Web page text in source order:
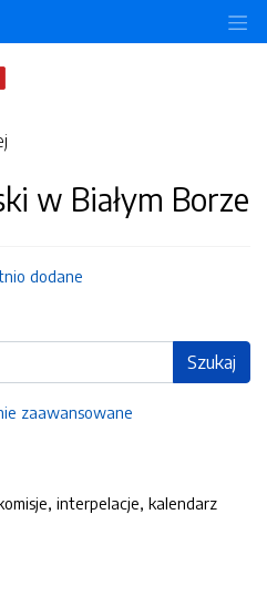
w Białym Borze
dodane
Szukaj
zaawansowane
interpelacje, kalendarz